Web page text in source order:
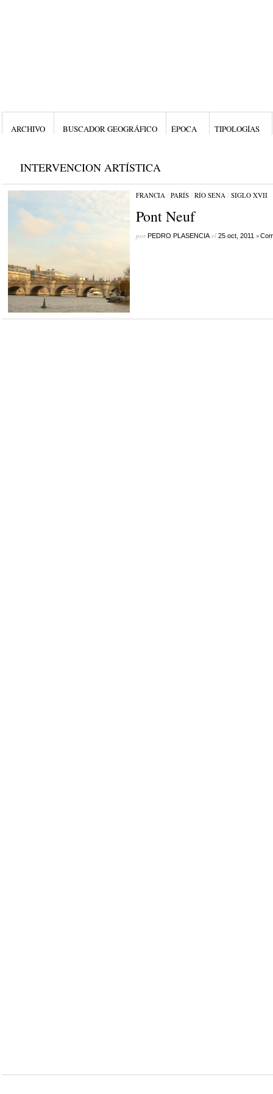
ARCHIVO BUSCADOR GEOGRÁFICO ÉPOCA TIPOLOGÍAS
INTERVENCION ARTÍSTICA
FRANCIA/ PARÍS/ RÍO SENA/ SIGLO XVII
Pont Neuf
porPEDRO PLASENCIAel 25 oct, 2011 •